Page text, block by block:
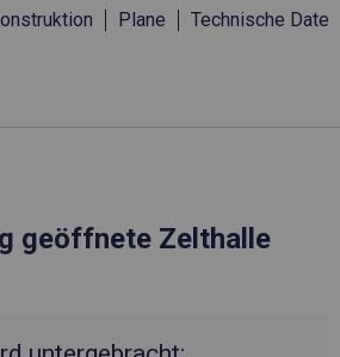
Plane Technische Daten
geöffnete Zelthalle